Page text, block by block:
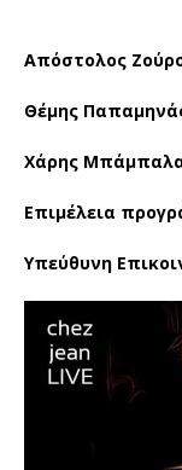
Απόστολος
Θέμης
Χάρης
Επιμέλεια
Υπεύθυνη